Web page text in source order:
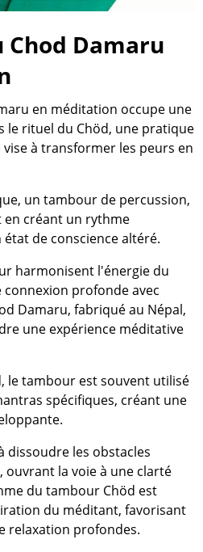
Damaru
en méditation occupe une
le rituel du Chöd, une pratique
à transformer les peurs en
un tambour de percussion,
en créant un rythme
de conscience altéré.
harmonisent l'énergie du
profonde avec
Damaru, fabriqué au Népal,
une expérience méditative
le tambour est souvent utilisé
spécifiques, créant une
dissoudre les obstacles
la voie à une clarté
du tambour Chöd est
du méditant, favorisant
relaxation profondes.